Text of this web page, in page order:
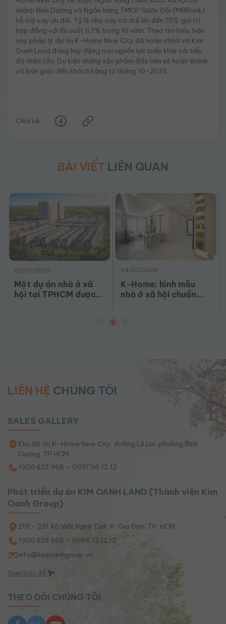
nhánh Bình Dương và Ngân hàng TMCP Quân Đội (MBBank)
hỗ trợ vay ưu đãi. Tỷ lệ cho vay có thể lên đến 75% giá trị
hợp đồng với lãi suất 6,1% trong 10 năm. Theo tìm hiểu, hiện
nay pháp lý dự án K-Home New City đã hoàn chỉnh và Kim
Oanh Land đang huy động mọi nguồn lực triển khai với tiến
độ thần tốc. Dự kiến những sản phẩm đầu tiên sẽ hoàn thành
và bàn giao đến khách hàng từ tháng 10-2025.
Chia sẻ:
BÀI VIẾT LIÊN QUAN
02/06/2026
Một dự án nhà ở xã
hội tại TPHCM được
04/03/2026
K-Home: hình mẫu
nhà ở xã hội chuẩn
LIÊN HỆ CHÚNG TÔI
SALES GALLERY
Khu đô thị K-Home New City, đường Lê Lai, phường Bình
Dương, TP.HCM
1900.633.968 – 0937.96.12.12
Phát triển dự án KIM OANH LAND (Thành viên Kim
Oanh Group)
219 - 221 Xô Viết Nghệ Tĩnh, P. Gia Định, TP. HCM
1900.633.968 – 0988.12.12.12
info@kimoanhgroup.vn
Xem bản đồ
THEO DÕI CHÚNG TÔI